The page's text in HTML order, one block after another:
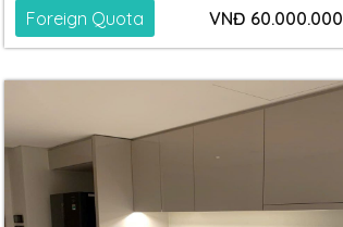
Foreign Quota VNĐ 60.000.000